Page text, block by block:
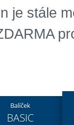
je stále
Balíček
BASIC